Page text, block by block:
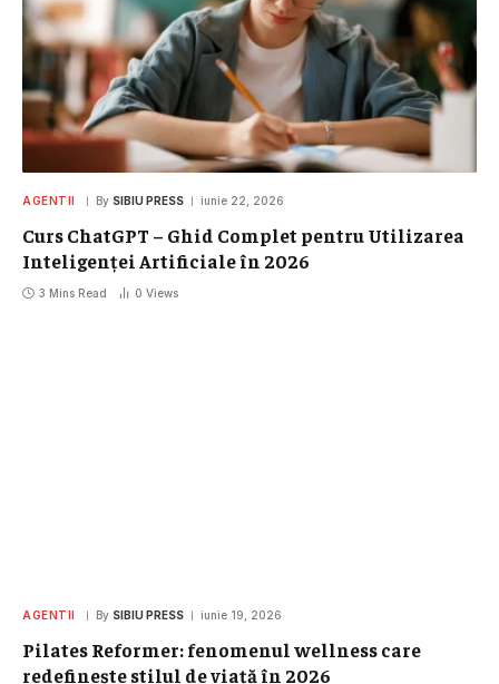
AGENTII By SIBIU PRESS iunie 22, 2026
Curs ChatGPT – Ghid Complet pentru Utilizarea
Inteligenței Artificiale în 2026
3 Mins Read 0 Views
AGENTII By SIBIU PRESS iunie 19, 2026
Pilates Reformer: fenomenul wellness care
redefinește stilul de viață în 2026